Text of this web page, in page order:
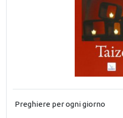
Preghiere per ogni giorno